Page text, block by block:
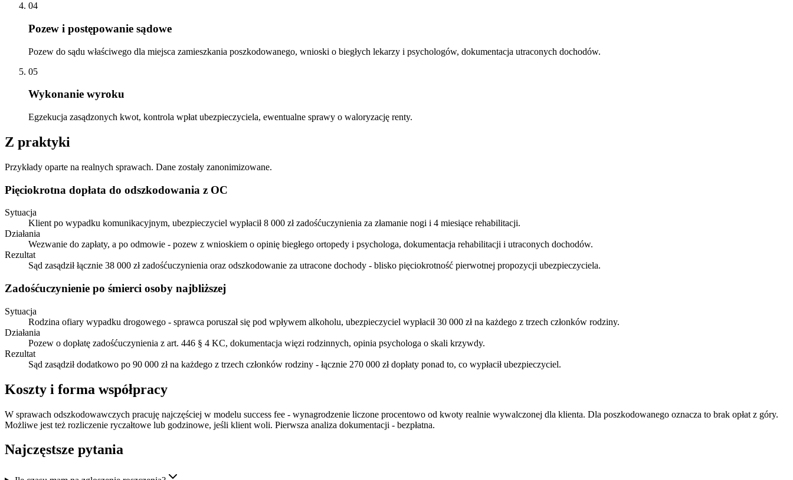
04
Pozew i postępowanie sądowe
Pozew do sądu właściwego dla miejsca zamieszkania poszkodowanego, wnioski o biegłych lekarzy i psychologów, dokumentacja utraconych dochodów.
05
Wykonanie wyroku
Egzekucja zasądzonych kwot, kontrola wpłat ubezpieczyciela, ewentualne sprawy o waloryzację renty.
Z praktyki
Przykłady oparte na realnych sprawach. Dane zostały zanonimizowane.
Pięciokrotna dopłata do odszkodowania z OC
Sytuacja
Klient po wypadku komunikacyjnym, ubezpieczyciel wypłacił 8 000 zł zadośćuczynienia za złamanie nogi i 4 miesiące rehabilitacji.
Działania
Wezwanie do zapłaty, a po odmowie - pozew z wnioskiem o opinię biegłego ortopedy i psychologa, dokumentacja rehabilitacji i utraconych dochodów.
Rezultat
Sąd zasądził łącznie 38 000 zł zadośćuczynienia oraz odszkodowanie za utracone dochody - blisko pięciokrotność pierwotnej propozycji ubezpieczyciela.
Zadośćuczynienie po śmierci osoby najbliższej
Sytuacja
Rodzina ofiary wypadku drogowego - sprawca poruszał się pod wpływem alkoholu, ubezpieczyciel wypłacił 30 000 zł na każdego z trzech członków rodziny.
Działania
Pozew o dopłatę zadośćuczynienia z art. 446 § 4 KC, dokumentacja więzi rodzinnych, opinia psychologa o skali krzywdy.
Rezultat
Sąd zasądził dodatkowo po 90 000 zł na każdego z trzech członków rodziny - łącznie 270 000 zł dopłaty ponad to, co wypłacił ubezpieczyciel.
Koszty i forma współpracy
W sprawach odszkodowawczych pracuję najczęściej w modelu success fee - wynagrodzenie liczone procentowo od kwoty realnie wywalczonej dla klienta. Dla poszkodowanego oznacza to brak opłat z góry.
Możliwe jest też rozliczenie ryczałtowe lub godzinowe, jeśli klient woli. Pierwsza analiza dokumentacji - bezpłatna.
Najczęstsze pytania